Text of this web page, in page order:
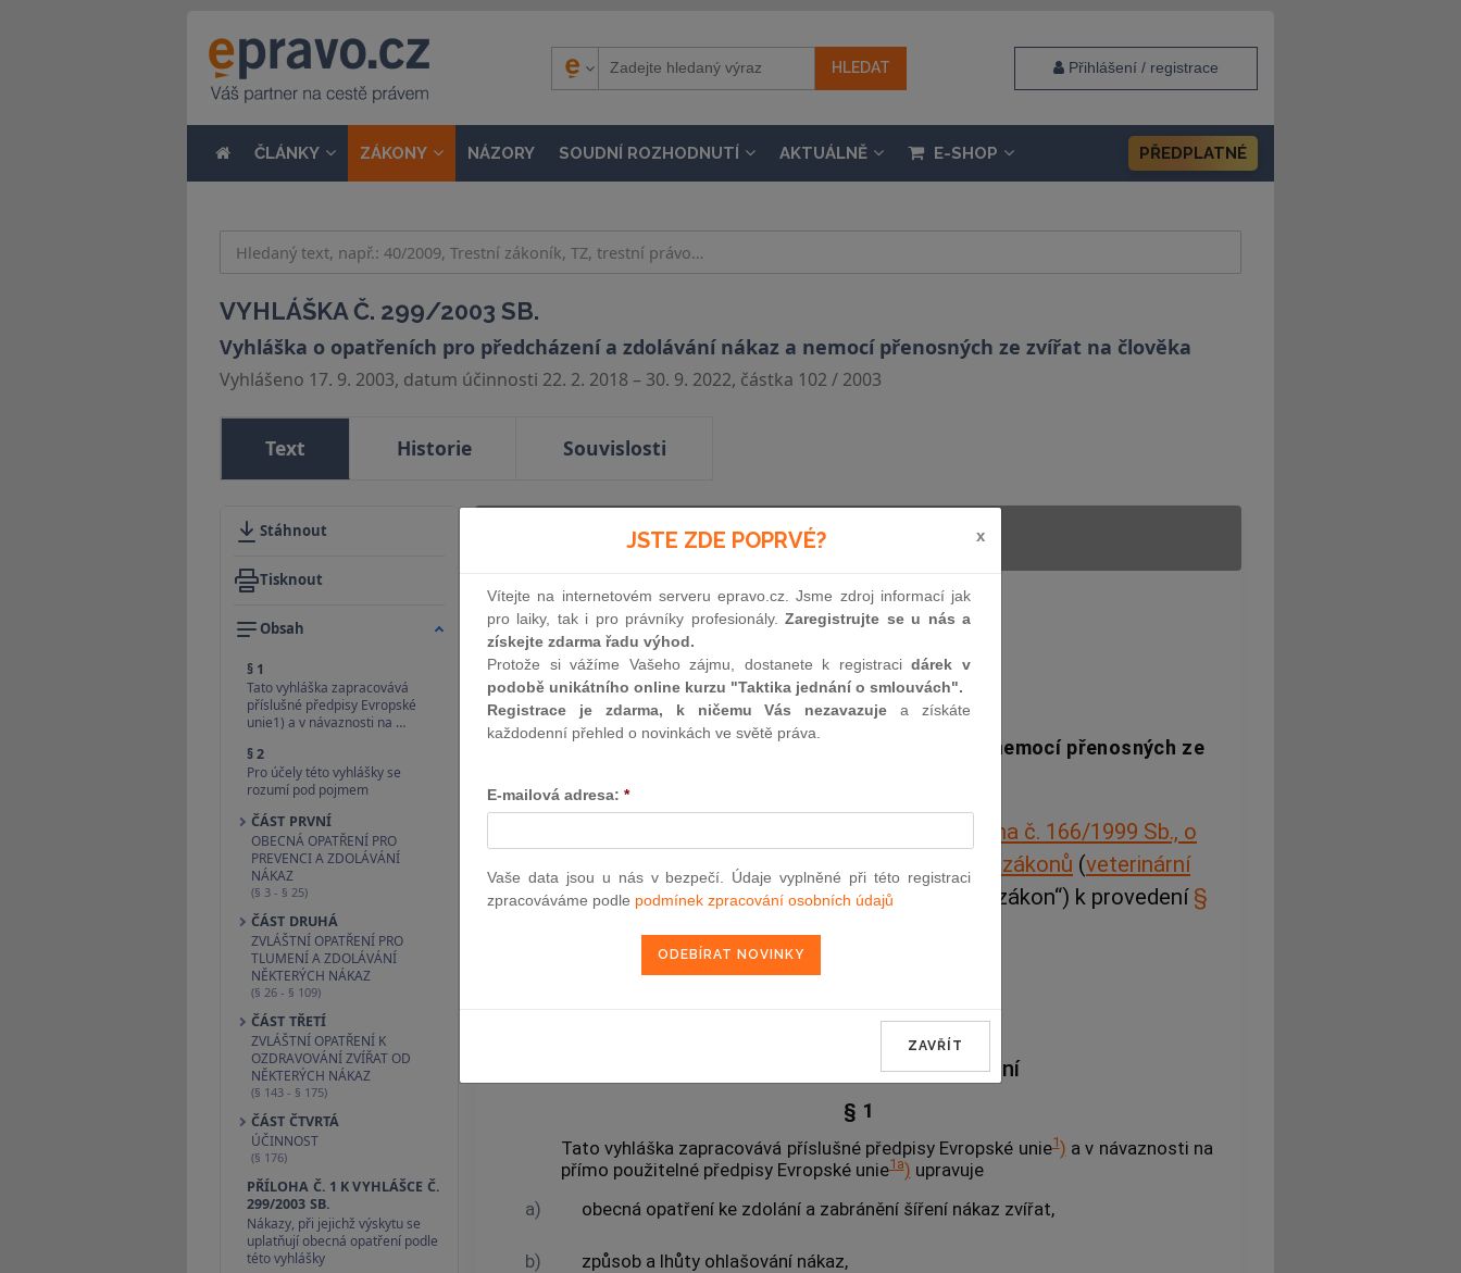
Přihlášení / registrace
ČLÁNKY ZÁKONY NÁZORY SOUDNÍ ROZHODNUTÍ AKTUÁLNĚ E-SHOP PŘEDPLATNÉ
VYHLÁŠKA Č. 299/2003 SB.
Vyhláška o opatřeních pro předcházení a zdolávání nákaz a nemocí přenosných ze zvířat na člověka
Vyhlášeno 17. 9. 2003, datum účinnosti 22. 2. 2018 – 30. 9. 2022, částka 102 / 2003
Text Historie Souvislosti
Stáhnout
Tisknout
Obsah
§ 1
Tato vyhláška zapracovává
příslušné předpisy Evropské
unie1) a v návaznosti na …
§ 2
Pro účely této vyhlášky se
rozumí pod pojmem
ČÁST PRVNÍ
OBECNÁ OPATŘENÍ PRO
PREVENCI A ZDOLÁVÁNÍ
NÁKAZ
(§ 3 - § 25)
ČÁST DRUHÁ
ZVLÁŠTNÍ OPATŘENÍ PRO
TLUMENÍ A ZDOLÁVÁNÍ
NĚKTERÝCH NÁKAZ
(§ 26 - § 109)
ČÁST TŘETÍ
ZVLÁŠTNÍ OPATŘENÍ K
OZDRAVOVÁNÍ ZVÍŘAT OD
NĚKTERÝCH NÁKAZ
(§ 143 - § 175)
ČÁST ČTVRTÁ
ÚČINNOST
(§ 176)
PŘÍLOHA Č. 1 K VYHLÁŠCE Č.
299/2003 SB.
Nákazy, při jejichž výskytu se
uplatňují obecná opatření podle
této vyhlášky
Minulé neúčinné zněníod 22. 2. 2018 - 30. 9. 2022
299
VYHLÁŠKA
ze dne 1. září 2003
o opatřeních pro předcházení a zdolávání nákaz a nemocí přenosných ze
zákona č. 166/1999 Sb., o
veterinární péči a o změně některých souvisejících zákonů (veterinární
zákon), ve zněnízákona č. 131/2003 Sb., (dále jen „zákon“) k provedení §
6 odst. 9 písm. d)ae)a§ 10 odst. 3
Úvodní ustanovení
§ 1
Tato vyhláška zapracovává příslušné předpisy Evropské unie1) a v návaznosti na
přímo použitelné předpisy Evropské unie1a) upravuje
a)
obecná opatření ke zdolání a zabránění šíření nákaz zvířat,
b) způsob a lhůty ohlašování nákaz,
JSTE ZDE POPRVÉ? x
Vítejte na internetovém serveru epravo.cz. Jsme zdroj informací jak
pro laiky, tak i pro právníky profesionály.Zaregistrujte se u nás a
získejte zdarma řadu výhod.
Protože si vážíme Vašeho zájmu, dostanete k registracidárek v
podobě unikátního online kurzu "Taktika jednání o smlouvách".
Registrace je zdarma, k ničemu Vás nezavazuje a získáte
každodenní přehled o novinkách ve světě práva.
E-mailová adresa: *
Vaše data jsou u nás v bezpečí. Údaje vyplněné při této registraci
zpracováváme podle podmínek zpracování osobních údajů
ZAVŘÍT